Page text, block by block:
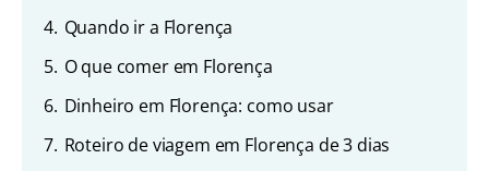
4. Quando ir a Florença
5. O que comer em Florença
6. Dinheiro em Florença: como usar
7. Roteiro de viagem em Florença de 3 dias